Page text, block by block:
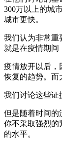
300万以上的城
城市更快。
我们认为非常重
就是在疫情期间
疫情放开以后，
恢复的趋势。而
我们讨论这些证
但是随着时间的
你不采取强烈的
的水平。